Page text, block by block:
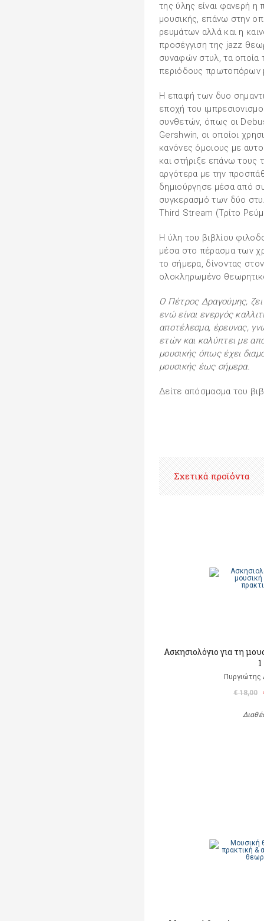
της ύλης είναι φανερή η
μουσικής, επάνω στην
ρευμάτων αλλά και η
προσέγγιση της jazz
συναφών στυλ, τα οποία
περιόδους πρωτοπόρων
Η επαφή των δυο
εποχή του
συνθετών, όπως οι
Gershwin, οι οποίοι
κανόνες όμοιους με
και στήριξε επάνω τους
αργότερα με την
δημιούργησε μέσα από
συγκερασμό των δύο
Third Stream (Τρίτο
Η ύλη του βιβλίου
μέσα στο πέρασμα των
το σήμερα, δίνοντας
ολοκληρωμένο
Ο Πέτρος Δραγούμης,
ενώ είναι ενεργός
αποτέλεσμα, έρευνας,
ετών και καλύπτει με
μουσικής όπως έχει
μουσικής έως σήμερα.
Δείτε απόσμασμα του
Σχετικά προϊόντα
Ασκησιολόγιο για τη
1
Πυργιώτης
€ 18,00